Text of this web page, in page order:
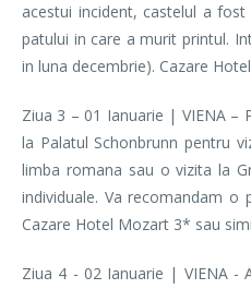
acestui incident, castelul a
patului in care a murit printul.
in luna decembrie). Cazare
Ziua 3 – 01 Ianuarie | VIENA –
la Palatul Schonbrunn pentru
limba romana sau o vizita la
individuale. Va recomandam o
Cazare Hotel Mozart 3* sau
Ziua 4 - 02 Ianuarie | VIENA -